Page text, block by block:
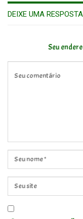
DEIXE UMA RESPOSTA
Seu